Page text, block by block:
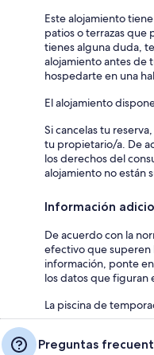
Este alojamiento
patios o terrazas que
tienes alguna duda,
alojamiento antes de
hospedarte en una
El alojamiento
Si cancelas tu
tu propietario/a. De
los derechos del
alojamiento no están
Información
De acuerdo con la
efectivo que superen
información, ponte
los datos que figuran
La piscina de
Preguntas